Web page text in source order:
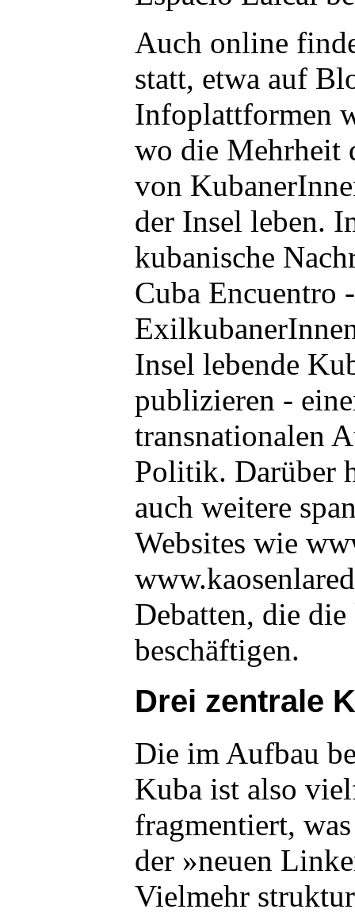
Auch online
statt, etwa auf
Infoplattformen
wo die Mehrheit
von
der Insel leben.
kubanische
Cuba Encuentro
Insel lebende
publizieren -
transnationalen
Politik. Darüber
auch weitere
Websites wie
Debatten, die
beschäftigen.
Drei zentrale
Die im Aufbau
Kuba ist also
fragmentiert,
der »neuen
Vielmehr